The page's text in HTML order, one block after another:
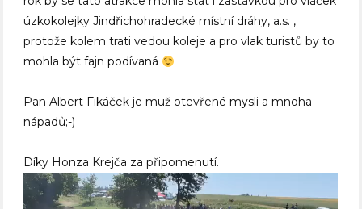
úzkokolejky Jindřichohradecké místní dráhy, a.s. ,
protože kolem trati vedou koleje a pro vlak turistů by to
mohla být fajn podívaná
Pan Albert Fikáček je muž otevřené mysli a mnoha
nápadů;-)
Díky Honza Krejča za připomenutí.